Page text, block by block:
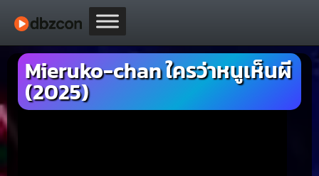
Mieruko-chan ใครว่าหนูเห็นผี
(2025)